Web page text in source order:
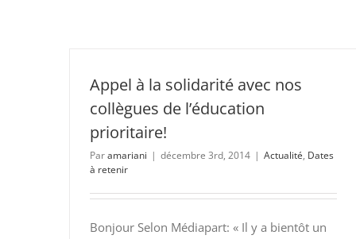
Appel à la solidarité avec nos
collègues de l’éducation
prioritaire!
Paramariani | décembre 3rd, 2014 | Actualité, Dates
à retenir
Bonjour Selon Médiapart: « Il y a bientôt un